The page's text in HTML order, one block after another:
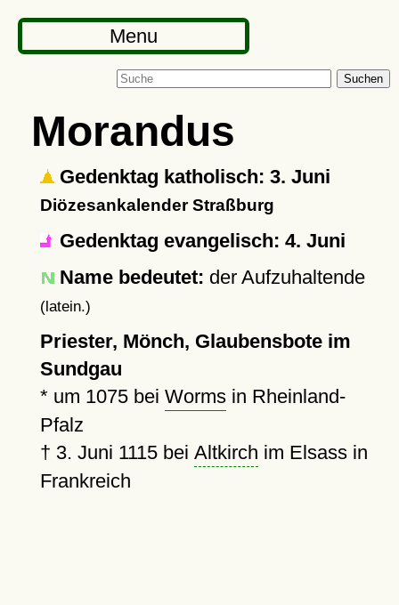
Menu
Suchen
Morandus
Gedenktag katholisch: 3. Juni
Diözesankalender Straßburg
Gedenktag evangelisch: 4. Juni
Name bedeutet: der Aufzuhaltende
(latein.)
Priester, Mönch, Glaubensbote im
Sundgau
* um 1075bei Wormsin Rheinland-
Pfalz
† 3. Juni 1115bei Altkirch im Elsass in
Frankreich